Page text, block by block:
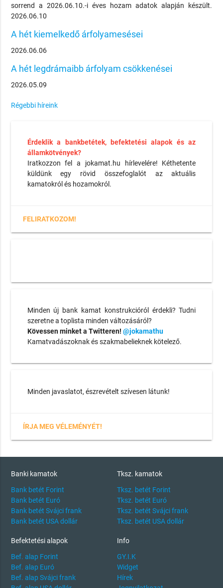
sorrend a 2026.06.10.-i éves hozam adatok alapján készült.
2026.06.10
A hét kiemelkedő árfolyamesései
2026.06.06
A hét legdrámaibb árfolyam csökkenései
2026.05.09
Régebbi híreink
Érdeklik a bankbetétek, befektetési alapok és az
államkötvények?
Iratkozzon fel a jokamat.hu hírlevelére! Kéthetente
küldünk egy rövid összefoglalót az aktuális
kamatokról és hozamokról.
FELIRATKOZOM!
Minden új bank kamat konstrukcióról érdekli? Tudni
szeretne a toplista minden változásáról?
Kövessen minket a Twitteren! @jokamathu
Kamatvadászoknak és szakmabelieknek kötelező.
Minden javaslatot, észrevételt szívesen látunk!
ÍRJA MEG VÉLEMÉNYÉT!
Banki kamatok
Bank betét Forint
Bank betét Euró
Bank betét Svájci frank
Bank betét USA dollár
Tksz. kamatok
Tksz. betét Forint
Tksz. betét Euró
Tksz. betét Svájci frank
Tksz. betét USA dollár
Befektetési alapok
Bef. alap Forint
Bef. alap Euró
Bef. alap Svájci frank
Info
GY.I.K
Widget
Hírek